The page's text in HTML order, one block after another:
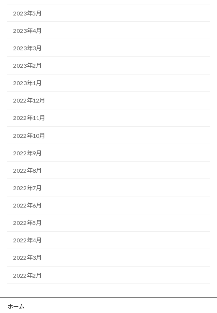
2023年5月
2023年4月
2023年3月
2023年2月
2023年1月
2022年12月
2022年11月
2022年10月
2022年9月
2022年8月
2022年7月
2022年6月
2022年5月
2022年4月
2022年3月
2022年2月
ホーム